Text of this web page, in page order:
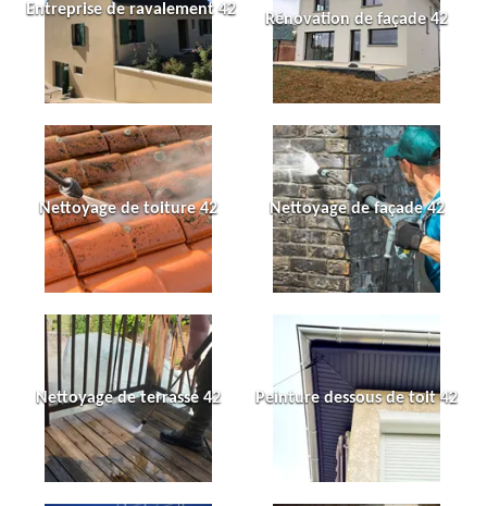
Entreprise de ravalement 42
Rénovation de façade 42
Nettoyage de toiture 42 Nettoyage de façade 42
Nettoyage de terrasse 42 Peinture dessous de toit 42